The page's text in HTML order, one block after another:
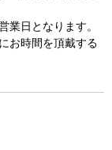
業日となります。
お時間を頂戴する